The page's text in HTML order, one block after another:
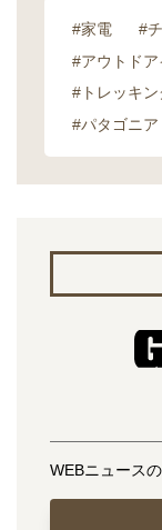
#家電 #
#アウトドア
#トレッキ
#パタゴニア
WEBニュース